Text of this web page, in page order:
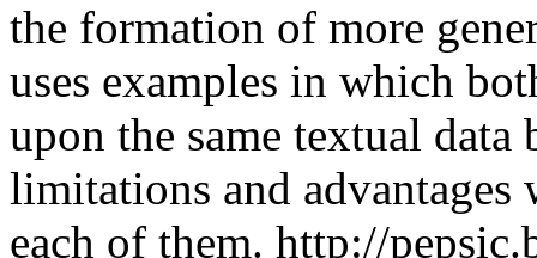
the formation of more
uses examples in which
upon the same textual data
limitations and advantages
each of them. http://